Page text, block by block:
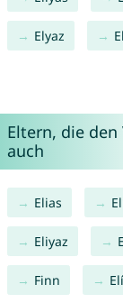
Elyaz
Eltern, die
auch
Elias
Eliyaz
Finn